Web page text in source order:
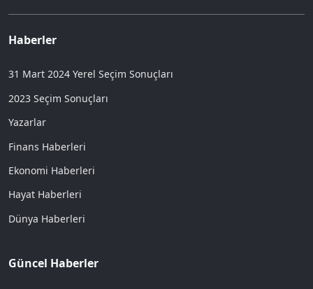
Haberler
31 Mart 2024 Yerel Seçim Sonuçları
2023 Seçim Sonuçları
Yazarlar
Finans Haberleri
Ekonomi Haberleri
Hayat Haberleri
Dünya Haberleri
Güncel Haberler